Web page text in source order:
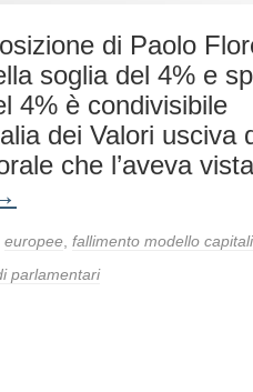
di Paolo
soglia del 4% e
4% è condivisibile
dei Valori usciva
che l’aveva
europee fallimento modello
parlamentari